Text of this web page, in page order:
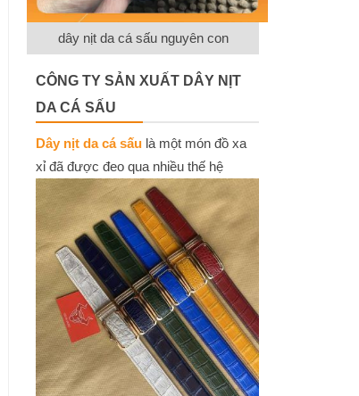
dây nịt da cá sấu nguyên con
CÔNG TY SẢN XUẤT DÂY NỊT
DA CÁ SẤU
Dây nịt da cá sấu là một món đồ xa
xỉ đã được đeo qua nhiều thế hệ